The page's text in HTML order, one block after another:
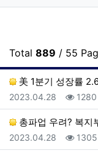
Total 889 / 55
美 1분기 성장률
등록일
2023.04.28 조회
1280
총파업 우려? 복
등록일
2023.04.28 조회
1305